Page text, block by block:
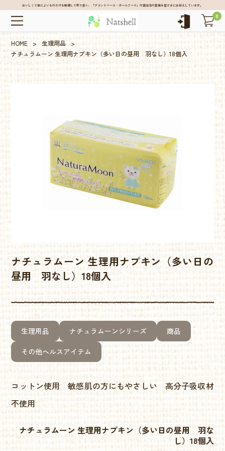
おいしくて体によいものだけを厳選して取り扱い、「プラントベース・ホールフード」の食生活の真価を皆さまにお伝えしています。
0
HOME > 生理用品
>
ナチュラムーン 生理用ナプキン（多い日の昼用 羽なし）18個入
ナチュラムーン 生理用ナプキン（多い日の
昼用 羽なし）18個入
生理用品 ナチュラムーンシリーズ 商品
その他ヘルスアイテム
コットン使用 敏感肌の方にもやさしい 高分子吸収材
不使用
ナチュラムーン 生理用ナプキン（多い日の昼用 羽な
し）18個入